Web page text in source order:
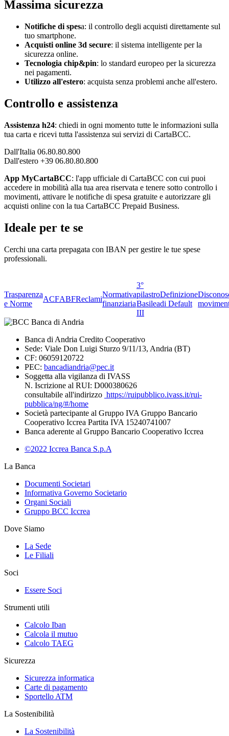
Massima sicurezza
Notifiche di spesa: il controllo degli acquisti direttamente sul
tuo smartphone.
Acquisti online 3d secure: il sistema intelligente per la
sicurezza online.
Tecnologia chip&pin: lo standard europeo per la sicurezza
nei pagamenti.
Utilizzo all'estero: acquista senza problemi anche all'estero.
Controllo e assistenza
Assistenza h24: chiedi in ogni momento tutte le informazioni sulla
tua carta e ricevi tutta l'assistenza sui servizi di CartaBCC.
Dall'Italia 06.80.80.800
Dall'estero +39 06.80.80.800
App MyCartaBCC: l'app ufficiale di CartaBCC con cui puoi
accedere in mobilità alla tua area riservata e tenere sotto controllo i
movimenti, attivare le notifiche di spesa gratuite e autorizzare gli
acquisti online con la tua CartaBCC Prepaid Business.
Ideale per te se
Cerchi una carta prepagata con IBAN per gestire le tue spese
professionali.
Trasparenza
e Norme
ACFABFReclami
Normativa
finanziaria
3°
pilastro
Basilea
III
Definizione
di Default
Banca di Andria Credito Cooperativo
Sede: Viale Don Luigi Sturzo 9/11/13, Andria (BT)
CF: 06059120722
PEC: bancadiandria@pec.it
Soggetta alla vigilanza di IVASS
N. Iscrizione al RUI: D000380626
consultabile all'indirizzo https://ruipubblico.ivass.it/rui-
pubblica/ng/#/home
Società partecipante al Gruppo IVA Gruppo Bancario
Cooperativo Iccrea Partita IVA 15240741007
Banca aderente al Gruppo Bancario Cooperativo Iccrea
©2022 Iccrea Banca S.p.A
La Banca
Documenti Societari
Informativa Governo Societario
Organi Sociali
Gruppo BCC Iccrea
Dove Siamo
La Sede
Le Filiali
Soci
Essere Soci
Strumenti utili
Calcolo Iban
Calcola il mutuo
Calcolo TAEG
Sicurezza
Sicurezza informatica
Carte di pagamento
Sportello ATM
La Sostenibilità
La Sostenibilità